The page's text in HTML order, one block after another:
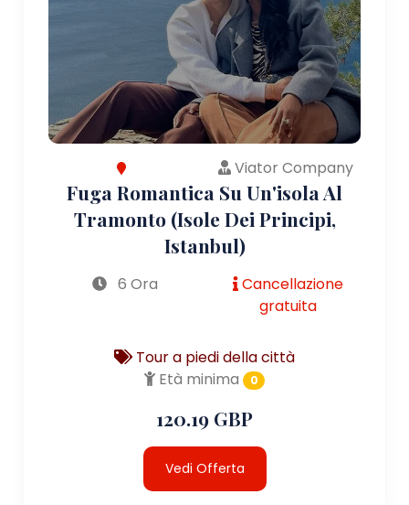
Viator Company
Fuga Romantica Su Un'isola Al
Tramonto (Isole Dei Principi,
Istanbul)
6 Ora
Cancellazione
gratuita
Tour a piedi della città
Età minima
0
120.19 GBP
Vedi Offerta